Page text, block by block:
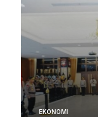
EKONOMI